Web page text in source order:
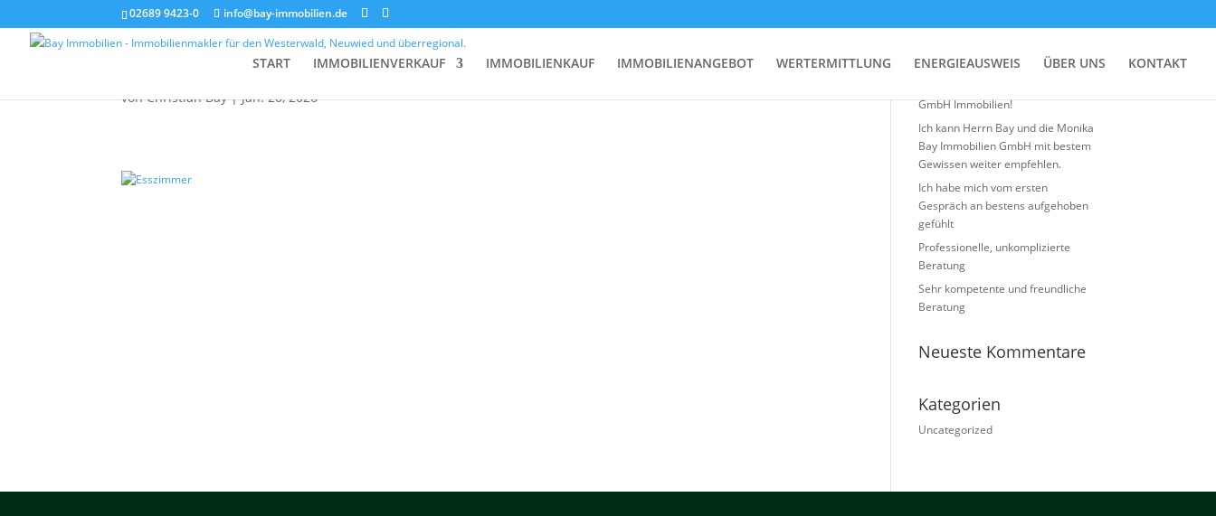
02689 9423-0 info@bay-immobilien.de
START IMMOBILIENVERKAUF IMMOBILIENKAUF IMMOBILIENANGEBOT WERTERMITTLUNG ENERGIEAUSWEIS ÜBER UNS KONTAKT
Esszimmer
vonChristian Bay|Jan. 20, 2026
Neueste Beiträge
GmbH Immobilien!
Ich kann Herrn Bay und die Monika
Bay Immobilien GmbH mit bestem
Gewissen weiter empfehlen.
Ich habe mich vom ersten
Gespräch an bestens aufgehoben
gefühlt
Professionelle, unkomplizierte
Beratung
Sehr kompetente und freundliche
Beratung
Neueste Kommentare
Kategorien
Uncategorized